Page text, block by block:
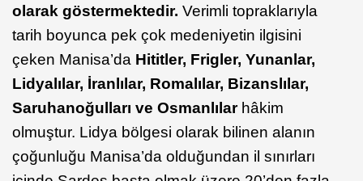
olarak göstermektedir. Verimli topraklarıyla
tarih boyunca pek çok medeniyetin ilgisini
çeken Manisa’da Hititler, Frigler, Yunanlar,
Lidyalılar, İranlılar, Romalılar, Bizanslılar,
Saruhanoğulları ve Osmanlılarhâkim
olmuştur. Lidya bölgesi olarak bilinen alanın
çoğunluğu Manisa’da olduğundan il sınırları